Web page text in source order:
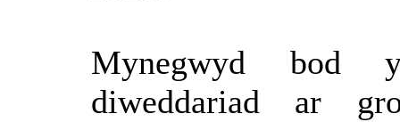
Mynegwyd bod
diweddariad
ar